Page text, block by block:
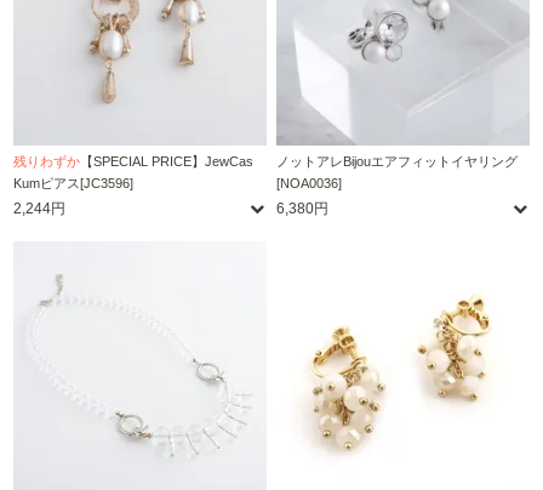
残りわずか 【SPECIAL PRICE】JewCas
Kumピアス[JC3596]
2,244円
ノットアレBijouエアフィットイヤリング
[NOA0036]
6,380円